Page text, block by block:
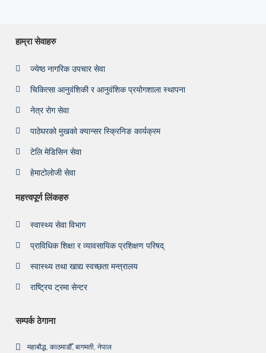
हाम्रा सेवाहरु
ज्येष्ठ नागरिक उपचार सेवा
चिकित्सा आनुवंशिकी र आनुवंशिक प्रयोगशाला स्थापना
नेत्र रोग सेवा
पाठेघरको मुखको क्यान्सर स्क्रिनिङ कार्यक्रम
टेलि मेडिसिन सेवा
हेमाटोलोजी सेवा
महत्त्वपूर्ण लिंकहरु
स्वास्थ्य सेवा विभाग
प्राविधिक शिक्षा र व्यावसायिक प्रशिक्षण परिषद्
स्वास्थ्य तथा खाद्य स्वच्छता मन्त्रालय
राष्ट्रिय ट्रमा सेन्टर
सम्पर्क ठेगाना
महाबौद्ध, काठमाडौँ, बागमती, नेपाल